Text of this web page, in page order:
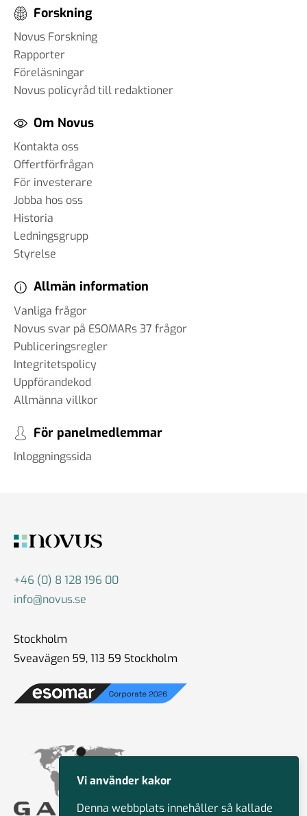
Forskning
Novus Forskning
Rapporter
Föreläsningar
Novus policyråd till redaktioner
Om Novus
Kontakta oss
Offertförfrågan
För investerare
Jobba hos oss
Historia
Ledningsgrupp
Styrelse
Allmän information
Vanliga frågor
Novus svar på ESOMARs 37 frågor
Publiceringsregler
Integritetspolicy
Uppförandekod
Allmänna villkor
För panelmedlemmar
Inloggningssida
+46 (0) 8 128 196 00
info@novus.se
Stockholm
Sveavägen 59, 113 59 Stockholm
Vi använder kakor
Denna webbplats innehåller så kallade